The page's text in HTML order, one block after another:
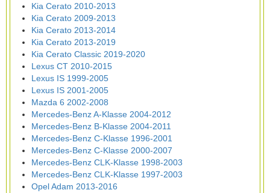
Kia Cerato 2010-2013
Kia Cerato 2009-2013
Kia Cerato 2013-2014
Kia Cerato 2013-2019
Kia Cerato Classic 2019-2020
Lexus CT 2010-2015
Lexus IS 1999-2005
Lexus IS 2001-2005
Mazda 6 2002-2008
Mercedes-Benz A-Klasse 2004-2012
Mercedes-Benz B-Klasse 2004-2011
Mercedes-Benz C-Klasse 1996-2001
Mercedes-Benz C-Klasse 2000-2007
Mercedes-Benz CLK-Klasse 1998-2003
Mercedes-Benz CLK-Klasse 1997-2003
Opel Adam 2013-2016